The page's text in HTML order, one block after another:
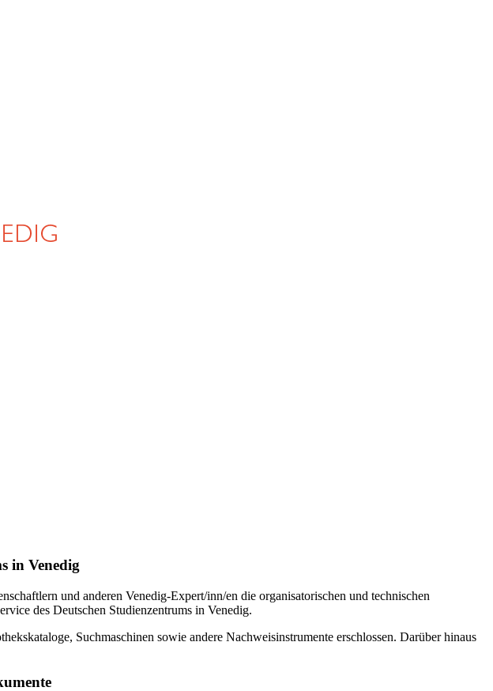
in Venedig
und anderen Venedig-Expert/inn/en die organisatorischen und technischen
des Deutschen Studienzentrums in Venedig.
Suchmaschinen sowie andere Nachweisinstrumente erschlossen. Darüber hinaus